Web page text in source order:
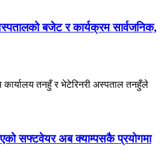
बजेट र कार्यक्रम सार्वजनिक,
तनहुँ र भेटेरिनरी अस्पताल तनहुँले
सफ्टवेयर अब क्याम्पसकै प्रयोगमा